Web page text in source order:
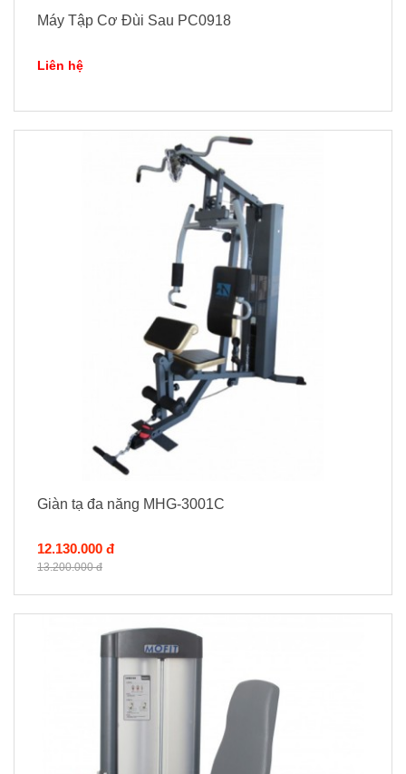
Máy Tập Cơ Đùi Sau PC0918
Liên hệ
Giàn tạ đa năng MHG-3001C
12.130.000 đ
13.200.000 đ